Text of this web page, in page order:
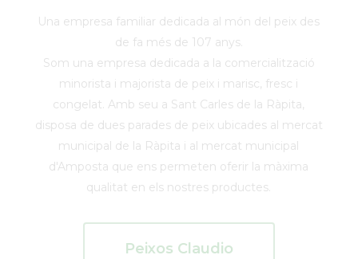
Una empresa familiar dedicada al món del peix des
de fa més de 107 anys.
Som una empresa dedicada a la comercialització
minorista i majorista de peix i marisc, fresc i
congelat. Amb seu a Sant Carles de la Ràpita,
disposa de dues parades de peix ubicades al mercat
municipal de la Ràpita i al mercat municipal
d'Amposta que ens permeten oferir la màxima
qualitat en els nostres productes.
Peixos Claudio